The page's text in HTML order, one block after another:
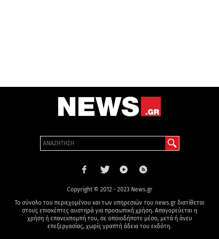
Copyright © 2012 - 2023 News.gr
Το σύνολο του περιεχομένου και των υπηρεσιών του news.gr διατίθεται
στους επισκέπτες αυστηρά για προσωπική χρήση. Απαγορεύεται η
χρήση ή επανεκπομπή του, σε οποιοδήποτε μέσο, μετά ή άνευ
επεξεργασίας, χωρίς γραπτή άδεια του εκδότη.